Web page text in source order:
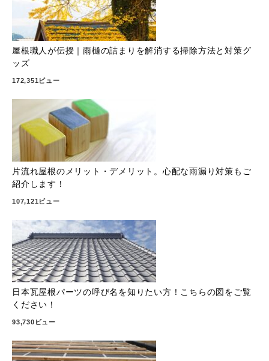
屋根職人が伝授｜雨樋の詰まりを解消する掃除方法と対策グ
ッズ
172,351ビュー
片流れ屋根のメリット・デメリット。心配な雨漏り対策もご
紹介します！
107,121ビュー
日本瓦屋根パーツの呼び名を知りたい方！こちらの図をご覧
ください！
93,730ビュー